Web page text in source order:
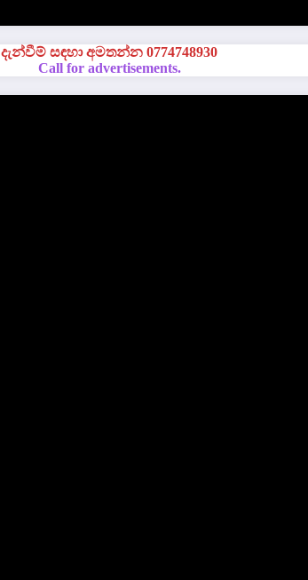
දැන්වීම් සඳහා අමතන්න 0774748930
Call for advertisements.